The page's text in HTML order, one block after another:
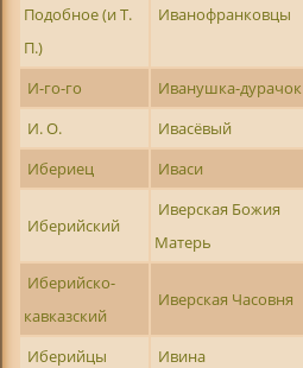
Подобное (и Т.
П.)
Иванофранковцы
И-го-го Иванушка-дурачок
И. О.
Ивасёвый
Ибериец
Иваси
Иберийский
Иверская Божия
Матерь
Иберийско-
кавказский
Иверская Часовня
Иберийцы Ивина